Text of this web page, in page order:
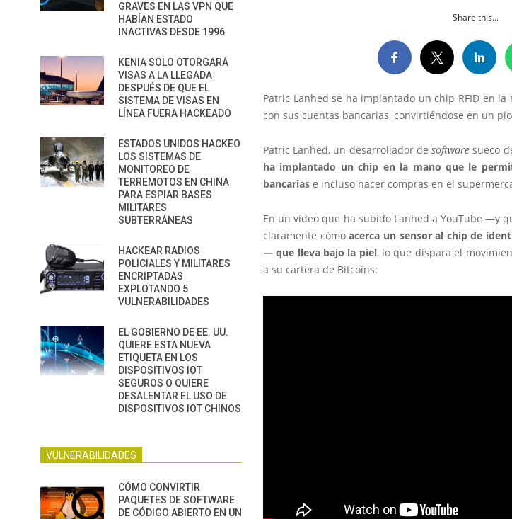
Share this...
Patric Lanhed se ha implantado un chip RFID en
con sus cuentas bancarias, convirtiéndose en un
Patric Lanhed, un desarrollador desoftware sueco
ha implantado un chip en la mano que le
bancarias e incluso hacer compras en el
En un vídeo que ha subido Lanhed a YouTube —y
claramente cómoacerca un sensor al chip de
— que lleva bajo la piel, lo que dispara el
a su cartera de Bitcoins:
GRAVES EN LAS VPN QUE
HABÍAN ESTADO
INACTIVAS DESDE 1996
KENIA SOLO OTORGARÁ
VISAS A LA LLEGADA
DESPUÉS DE QUE EL
SISTEMA DE VISAS EN
LÍNEA FUERA HACKEADO
ESTADOS UNIDOS HACKEO
LOS SISTEMAS DE
MONITOREO DE
TERREMOTOS EN CHINA
PARA ESPIAR BASES
MILITARES
SUBTERRÁNEAS
HACKEAR RADIOS
POLICIALES Y MILITARES
ENCRIPTADAS
EXPLOTANDO 5
VULNERABILIDADES
EL GOBIERNO DE EE. UU.
QUIERE ESTA NUEVA
ETIQUETA EN LOS
DISPOSITIVOS IOT
SEGUROS O QUIERE
DESALENTAR EL USO DE
DISPOSITIVOS IOT CHINOS
VULNERABILIDADES
CÓMO CONVIRTIR
PAQUETES DE SOFTWARE
DE CÓDIGO ABIERTO EN UN